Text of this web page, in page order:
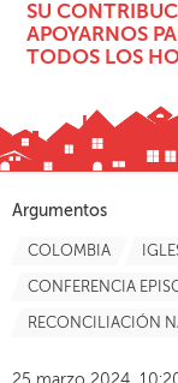
SU
APOYARNOS
TODOS LOS
Argumentos
COLOMBIA
CONFERENCIA
RECONCILIACIÓN